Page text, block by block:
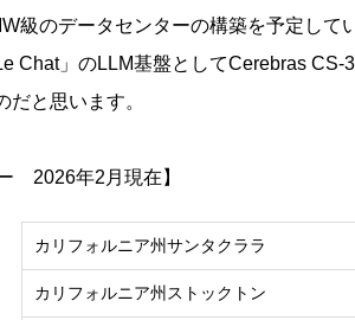
級のデータセンターの構築を予定して
Chat」のLLM基盤としてCerebras
と思います。
2026年2月現在】
カリフォルニア州サンタクララ
カリフォルニア州ストックトン